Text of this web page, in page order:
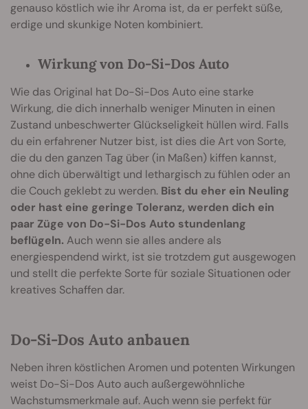
genauso köstlich wie ihr Aroma ist, da er perfekt süße,
erdige und skunkige Noten kombiniert.
Wirkung von Do-Si-Dos Auto
Wie das Original hat Do-Si-Dos Auto eine starke
Wirkung, die dich innerhalb weniger Minuten in einen
Zustand unbeschwerter Glückseligkeit hüllen wird. Falls
du ein erfahrener Nutzer bist, ist dies die Art von Sorte,
die du den ganzen Tag über (in Maßen) kiffen kannst,
ohne dich überwältigt und lethargisch zu fühlen oder an
die Couch geklebt zu werden. Bist du eher ein Neuling
oder hast eine geringe Toleranz, werden dich ein
paar Züge von Do-Si-Dos Auto stundenlang
beflügeln. Auch wenn sie alles andere als
energiespendend wirkt, ist sie trotzdem gut ausgewogen
und stellt die perfekte Sorte für soziale Situationen oder
kreatives Schaffen dar.
Do-Si-Dos Auto anbauen
Neben ihren köstlichen Aromen und potenten Wirkungen
weist Do-Si-Dos Auto auch außergewöhnliche
Wachstumsmerkmale auf. Auch wenn sie perfekt für